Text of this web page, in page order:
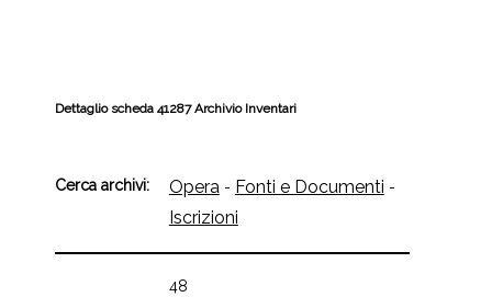
Dettaglio scheda 41287 Archivio Inventari
Cerca archivi: Opera - Fonti e Documenti -
Iscrizioni
48